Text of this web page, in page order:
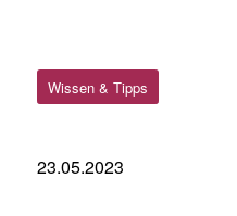
Wissen & Tipps
23.05.2023